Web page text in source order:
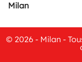
Milan
© 2026 - Milan -